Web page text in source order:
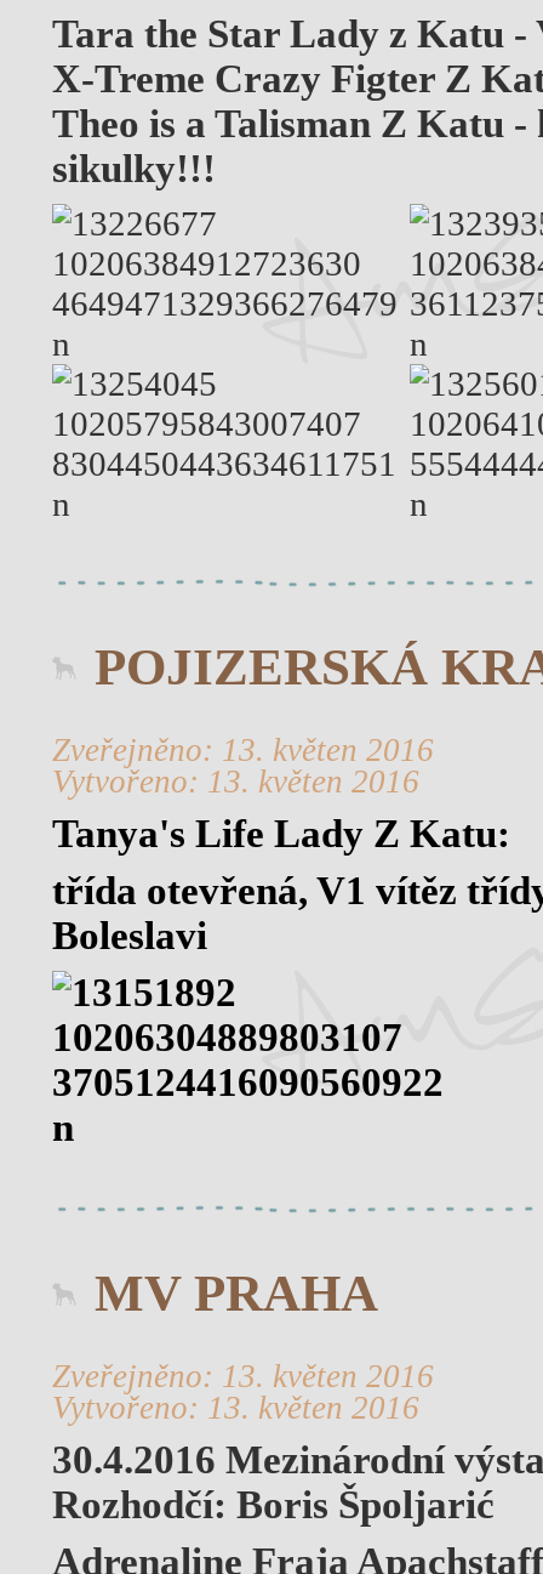
Tara the Star Lady z Katu -
X-Treme Crazy Figter Z
Theo is a Talisman Z Katu
sikulky!!!
POJIZERSKÁ
Zveřejněno: 13. květen 2016
Vytvořeno: 13. květen 2016
Tanya's Life Lady Z Katu:
třída otevřená, V1 vítěz
Boleslavi
MV PRAHA
Zveřejněno: 13. květen 2016
Vytvořeno: 13. květen 2016
30.4.2016 Mezinárodní
Rozhodčí: Boris Špoljarić
Adrenaline Fraja